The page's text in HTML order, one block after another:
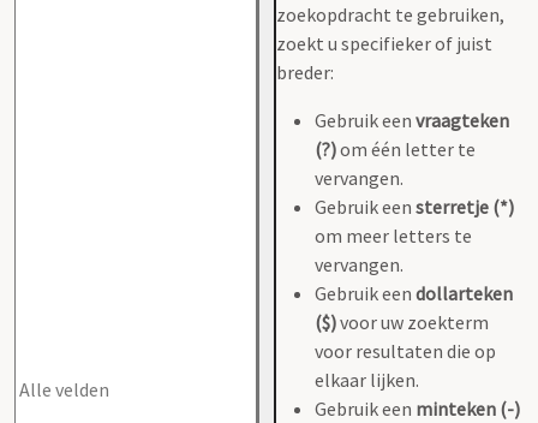
zoekopdracht te gebruiken,
zoekt u specifieker of juist
breder:
Gebruik een vraagteken
(?)om één letter te
vervangen.
Gebruik een sterretje (*)
om meer letters te
vervangen.
Gebruik een dollarteken
($)voor uw zoekterm
voor resultaten die op
elkaar lijken.
Gebruik een minteken (-)